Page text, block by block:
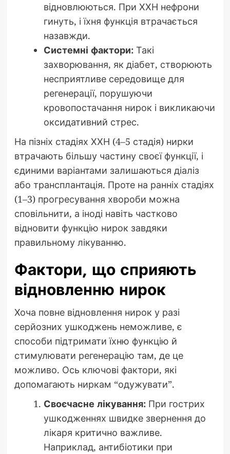
відновлюються. При ХХН нефрони
гинуть, і їхня функція втрачається
назавжди.
Системні фактори:Такі
захворювання, як діабет, створюють
несприятливе середовище для
регенерації, порушуючи
кровопостачання нирок і викликаючи
оксидативний стрес.
На пізніх стадіях ХХН (4–5 стадія) нирки
втрачають більшу частину своєї функції, і
єдиними варіантами залишаються діаліз
або трансплантація. Проте на ранніх стадіях
(1–3) прогресування хвороби можна
сповільнити, а іноді навіть частково
відновити функцію нирок завдяки
правильному лікуванню.
Фактори, що сприяють
відновленню нирок
Хоча повне відновлення нирок у разі
серйозних ушкоджень неможливе, є
способи підтримати їхню функцію й
стимулювати регенерацію там, де це
можливо. Ось ключові фактори, які
допомагають ниркам “одужувати”.
Своєчасне лікування:При гострих
ушкодженнях швидке звернення до
лікаря критично важливе.
Наприклад, антибіотики при